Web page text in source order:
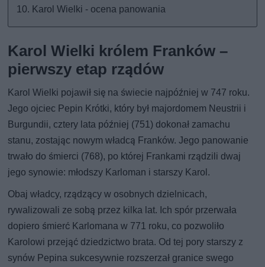
Karol Wielki - ocena panowania
Karol Wielki królem Franków –
pierwszy etap rządów
Karol Wielki pojawił się na świecie najpóźniej w 747 roku.
Jego ojciec Pepin Krótki, który był majordomem Neustrii i
Burgundii, cztery lata później (751) dokonał zamachu
stanu, zostając nowym władcą Franków. Jego panowanie
trwało do śmierci (768), po której Frankami rządzili dwaj
jego synowie: młodszy Karloman i starszy Karol.
Obaj władcy, rządzący w osobnych dzielnicach,
rywalizowali ze sobą przez kilka lat. Ich spór przerwała
dopiero śmierć Karlomana w 771 roku, co pozwoliło
Karolowi przejąć dziedzictwo brata. Od tej pory starszy z
synów Pepina sukcesywnie rozszerzał granice swego